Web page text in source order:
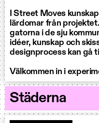
I Street Moves
lärdomar från
gatorna i de sju
idéer, kunskap och
designprocess kan gå
Välkommen in i
Städerna